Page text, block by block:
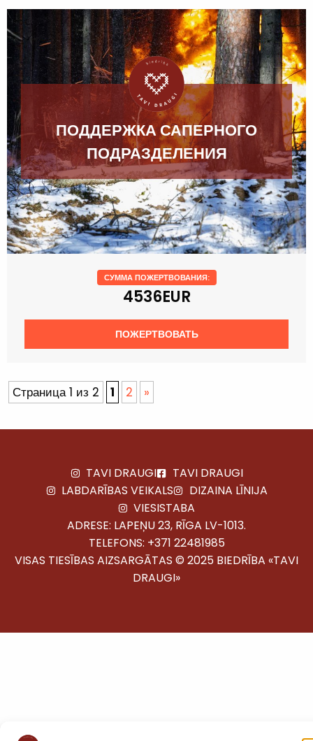
ПОДДЕРЖКА САПЕРНОГО
ПОДРАЗДЕЛЕНИЯ
СУММА ПОЖЕРТВОВАНИЯ:
4536EUR
ПОЖЕРТВОВАТЬ
Страница 1 из 2 1 2 »
TAVI DRAUGI
TAVI DRAUGI
LABDARĪBAS VEIKALS
DIZAINA LĪNIJA
VIESISTABA
ADRESE: LAPEŅU 23, RĪGA LV-1013.
TELEFONS: +371 22481985
VISAS TIESĪBAS AIZSARGĀTAS © 2025 BIEDRĪBA «TAVI
DRAUGI»